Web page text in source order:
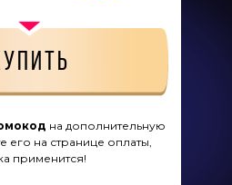
на дополнительную
его на странице оплаты,
применится!